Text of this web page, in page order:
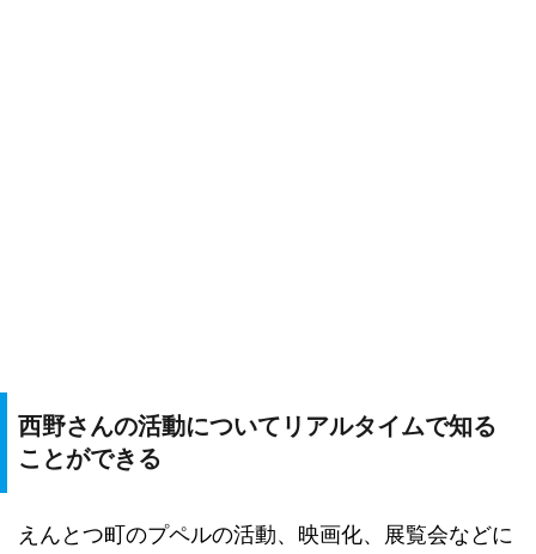
西野さんの活動についてリアルタイムで知る
ことができる
えんとつ町のプペルの活動、映画化、展覧会などに